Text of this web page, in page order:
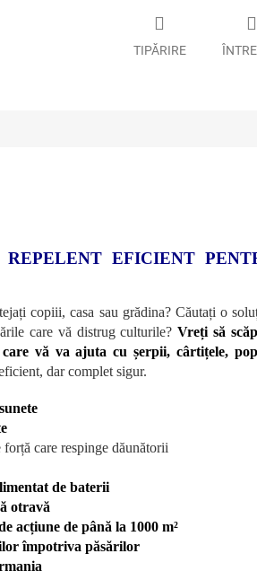
TIPĂRIRE
EFICIENT
copiii, casa sau grădina? Căutați o
care vă distrug culturile?Vreți să
vă va ajuta cu șerpii, cârtițele,
dar complet sigur.
care respinge dăunătorii
de baterii
otravă
acțiune de până la 1000 m²
împotriva păsărilor